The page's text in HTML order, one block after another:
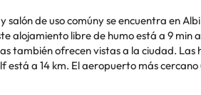
de uso comúny se encuentra en
libre de humo está a 9 min a pie de
también ofrecen vistas a la ciudad.